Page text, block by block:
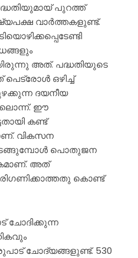
പുറത്ത്
വാർത്തകളുണ്ട്.
അത്. പദ്ധതിയുടെ
ഒഴിച്ച്
ദയനീയ
ഈ
കണ്ട്
വികസന
പൊതുജന
അത്
കൊണ്ട്
ചോദിക്കുന്ന
ചോദ്യങ്ങളുണ്ട്. 530